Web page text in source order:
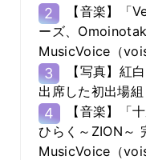
2
【音楽】「
ーズ、
MusicVoice（
3
【写真】紅
出席した初出場組
4
【音楽】「
ひらく～ZION～
MusicVoice（